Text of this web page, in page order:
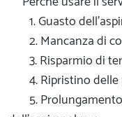
1. Guasto
2. Mancanza di
3. Risparmio di
4. Ripristino
5.